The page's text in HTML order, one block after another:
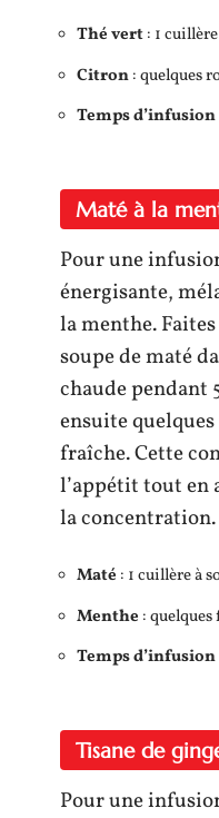
Thé vert: 1
Citron: quelques
Temps d’infusion
Maté à la
Pour une
énergisante,
la menthe.
soupe de maté
chaude pendant
ensuite
fraîche. Cette
l’appétit tout en
la concentration.
Maté : 1 cuillère à
Menthe :
Temps d’infusion
Tisane de
Pour une